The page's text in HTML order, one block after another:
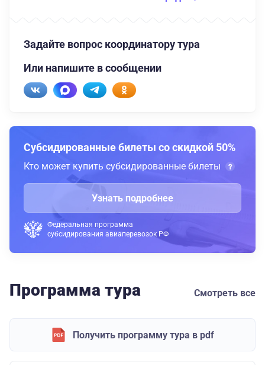
Задайте вопрос координатору тура
Или напишите в сообщении
Субсидированные билеты со скидкой 50%
Кто может купить субсидированные билеты
Узнать подробнее
Федеральная программа
субсидирования авиаперевозок РФ
Программа тура Смотреть все
Получить программу тура в pdf